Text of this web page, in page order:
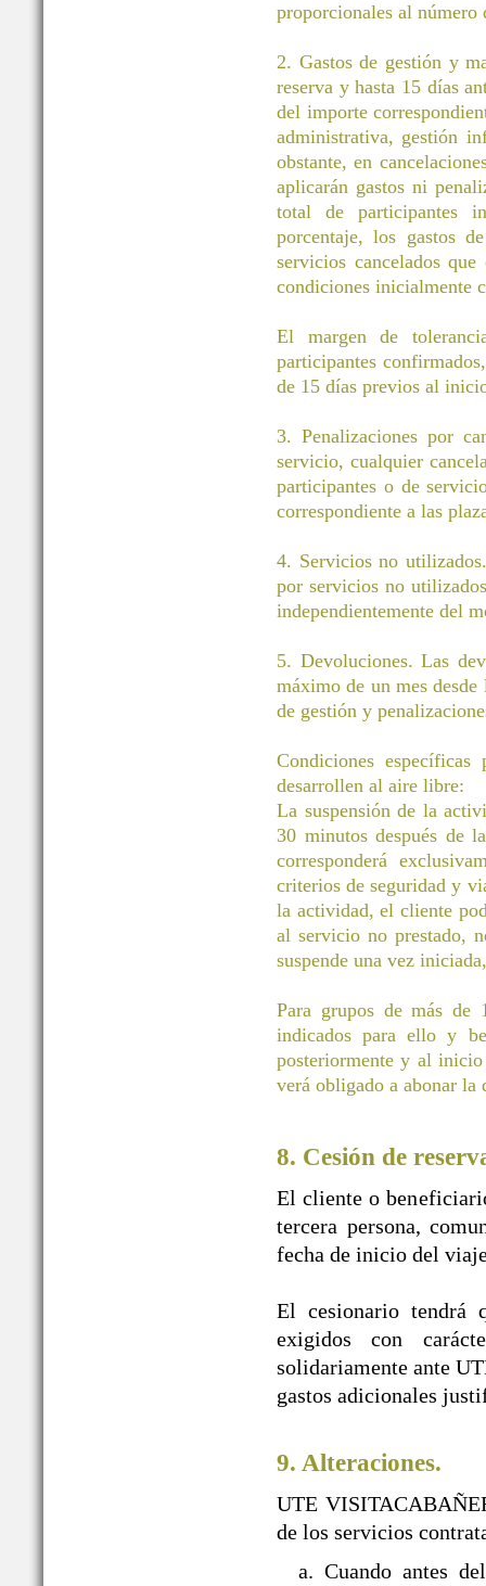
proporcionales al número
2. Gastos de gestión y
reserva y hasta 15 días
del importe
administrativa, gestión
obstante, en
aplicarán gastos ni
total de participantes
porcentaje, los gastos
servicios cancelados
condiciones inicialmente
El margen de
participantes
de 15 días previos al
3. Penalizaciones por
servicio, cualquier
participantes o de
correspondiente a las
4. Servicios no
por servicios no
independientemente del
5. Devoluciones. Las
máximo de un mes
de gestión y
Condiciones
desarrollen al aire libre:
La suspensión de la
30 minutos después de
corresponderá
criterios de seguridad y
la actividad, el cliente
al servicio no prestado,
suspende una vez
Para grupos de más de
indicados para ello y
posteriormente y al
verá obligado a abonar
8. Cesión de
El cliente o
tercera persona,
fecha de inicio del
El cesionario tendrá
exigidos con
solidariamente ante
gastos adicionales
9. Alteraciones.
UTE
de los servicios
a. Cuando antes